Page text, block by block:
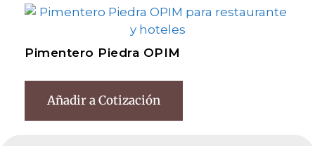
Pimentero Piedra OPIM
Añadir a Cotización